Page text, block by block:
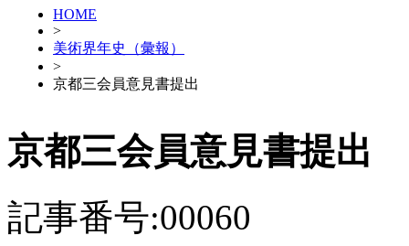
HOME
>
美術界年史（彙報）
>
京都三会員意見書提出
京都三会員意見書提出
記事番号:00060